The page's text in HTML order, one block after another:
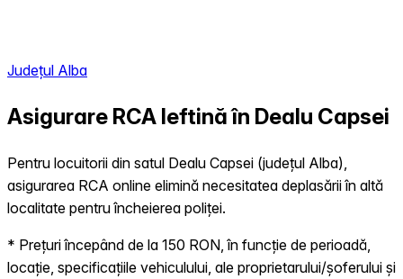
Județul Alba
Asigurare RCA Ieftină în Dealu Capsei
Pentru locuitorii din satul Dealu Capsei (județul Alba),
asigurarea RCA online elimină necesitatea deplasării în altă
localitate pentru încheierea poliței.
* Prețuri începând de la 150 RON, în funcție de perioadă,
locație, specificațiile vehiculului, ale proprietarului/șoferului și